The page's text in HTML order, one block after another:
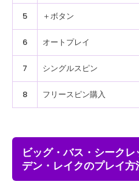
5 ＋ボタン
6 オートプレイ
7 シングルスピン
8 フリースピン購入
ビッグ・バス・シーク
デン・レイクのプレイ